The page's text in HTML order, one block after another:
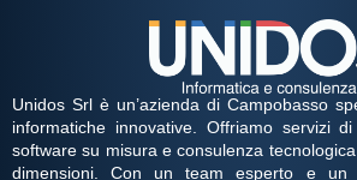
Unidos Srl è un’azienda di Campobasso
informatiche innovative. Offriamo servizi
software su misura e consulenza
dimensioni. Con un team esperto e un